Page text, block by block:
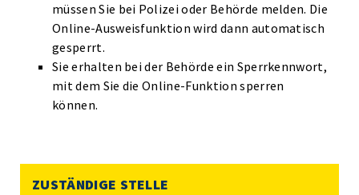
müssen Sie bei Polizei oder Behörde melden. Die
Online-Ausweisfunktion wird dann automatisch
gesperrt.
Sie erhalten bei der Behörde ein Sperrkennwort,
mit dem Sie die Online-Funktion sperren
können.
ZUSTÄNDIGE STELLE